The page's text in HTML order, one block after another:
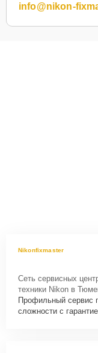
info@nikon-
Nikonfixmaster
Сеть сервисных
техники Nikon в
Профильный сервис
сложности с